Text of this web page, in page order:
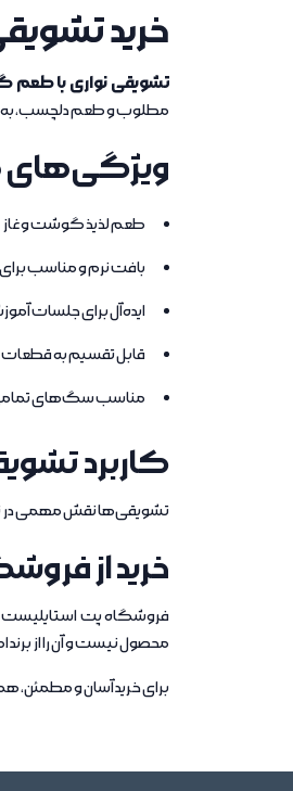
خرید
تشویقی نواری با
مطلوب و طعم دلچسب،
طعم لذیذ گوشت و غاز
بافت نرم و مناسب
ایده‌آل برای جلسات
قابل تقسیم به
مناسب سگ‌های تمامی
کاربرد
تشویقی‌ها نقش مهمی در
خرید از
فروشگاه پت استایلیست
محصول نیست و آن را از
برای خرید آسان و